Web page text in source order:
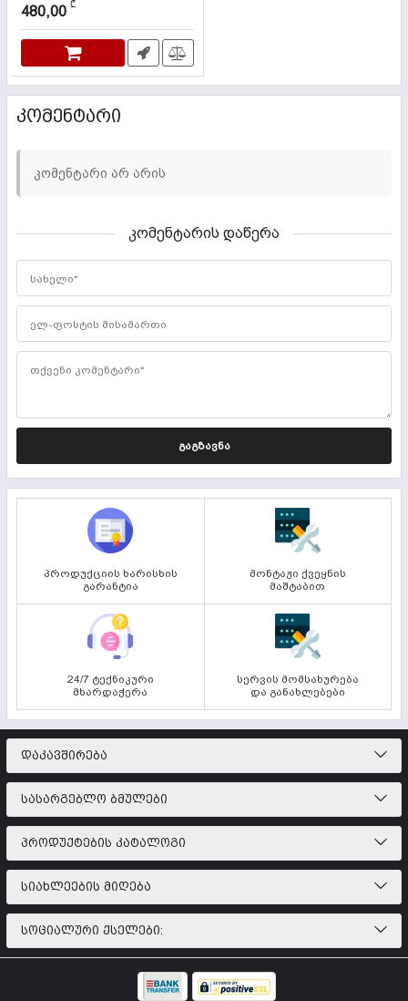
480,00 ₾
ᲙᲝᲛᲔᲜᲢᲐᲠᲘ
კომენტარი არ არის
კომენტარის დაწერა
სახელი*
ელ-ფოსტის მისამართი
თქვენი კომენტარი*
ᲒᲐᲒᲖᲐᲕᲜᲐ
პროდუქციის ხარისხის
გარანტია
მონტაჟი ქვეყნის
მაშტაბით
24/7 ტექნიკური
მხარდაჭერა
სერვის მომსახურება
და განახლებები
ᲓᲐᲙᲐᲕᲨᲘᲠᲔᲑᲐ
ᲡᲐᲡᲐᲠᲒᲔᲑᲚᲝ ᲑᲛᲣᲚᲔᲑᲘ
ᲞᲠᲝᲓᲣᲥᲢᲔᲑᲘᲡ ᲙᲐᲢᲐᲚᲝᲒᲘ
ᲡᲘᲐᲮᲚᲔᲔᲑᲘᲡ ᲛᲘᲦᲔᲑᲐ
ᲡᲝᲪᲘᲐᲚᲣᲠᲘ ᲥᲡᲔᲚᲔᲑᲘ: